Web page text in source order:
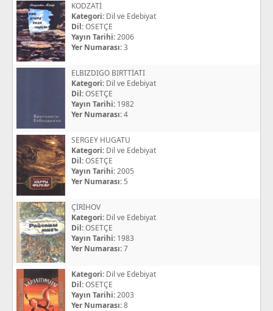
KODZATİ
Kategori: Dil ve Edebiyat
Dil:OSETÇE
Yayın Tarihi:2006
Yer Numarası:3
ELBIZDIGO BIRTTİATI
Kategori: Dil ve Edebiyat
Dil:OSETÇE
Yayın Tarihi: 1982
Yer Numarası:4
SERGEY HUGATU
Kategori: Dil ve Edebiyat
Dil:OSETÇE
Yayın Tarihi:2005
Yer Numarası: 5
ÇİRİHOV
Kategori: Dil ve Edebiyat
Dil:OSETÇE
Yayın Tarihi: 1983
Yer Numarası:7
Kategori: Dil ve Edebiyat
Dil:OSETÇE
Yayın Tarihi:2003
Yer Numarası:8